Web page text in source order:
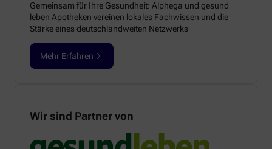
Gemeinsam für Ihre Gesundheit: Alphega und gesund
leben Apotheken vereinen lokales Fachwissen und die
Stärke eines deutschlandweiten Netzwerks
Mehr Erfahren
Wir sind Partner von